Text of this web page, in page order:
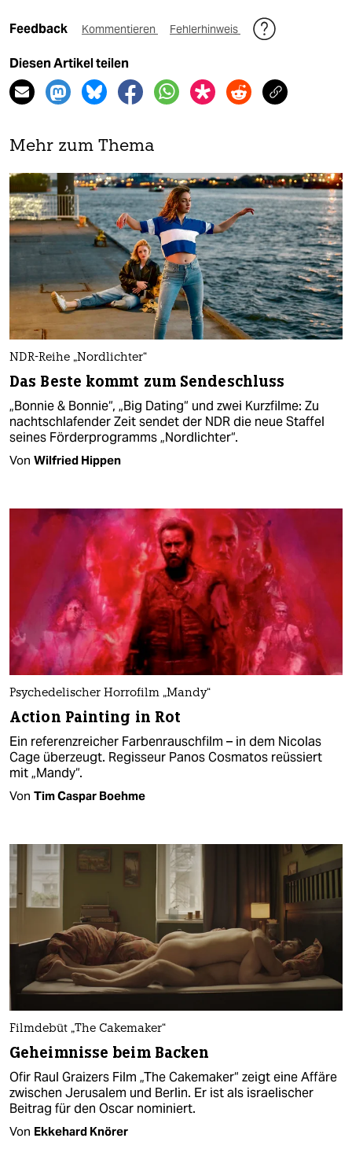
Feedback Kommentieren Fehlerhinweis
Diesen Artikel teilen
Mehr zum Thema
NDR-Reihe „Nordlichter“
Das Beste kommt zum Sendeschluss
„Bonnie & Bonnie“, „Big Dating“ und zwei Kurzfilme: Zu
nachtschlafender Zeit sendet der NDR die neue Staffel
seines Förderprogramms „Nordlichter“.
Von Wilfried Hippen
Psychedelischer Horrofilm „Mandy“
Action Painting in Rot
Ein referenzreicher Farbenrauschfilm – in dem Nicolas
Cage überzeugt. Regisseur Panos Cosmatos reüssiert
mit „Mandy“.
Von Tim Caspar Boehme
Filmdebüt „The Cakemaker“
Geheimnisse beim Backen
Ofir Raul Graizers Film „The Cakemaker“ zeigt eine Affäre
zwischen Jerusalem und Berlin. Er ist als israelischer
Beitrag für den Oscar nominiert.
Von Ekkehard Knörer